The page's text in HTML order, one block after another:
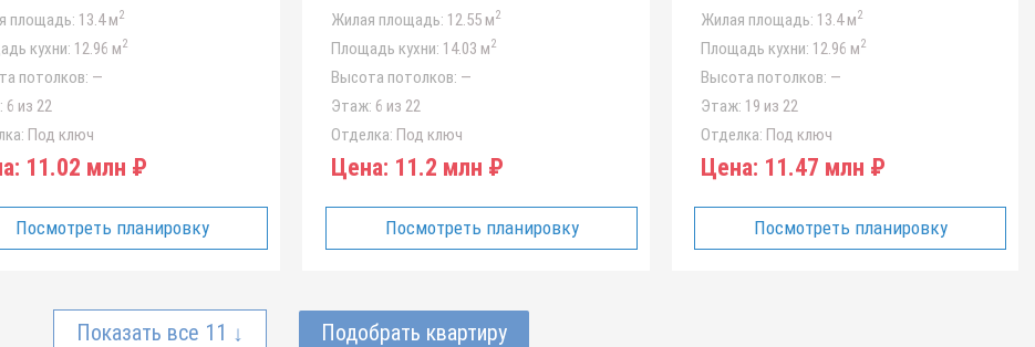
площадь: 13.4 м2
кухни: 12.96 м2
потолков: —
6 из 22
Под ключ
11.02 млн ₽
Посмотреть планировку
Жилая площадь: 12.55 м2
Площадь кухни: 14.03 м2
Высота потолков: —
Этаж: 6 из 22
Отделка: Под ключ
Цена: 11.2 млн ₽
Посмотреть планировку
Жилая площадь: 13.4 м2
Площадь кухни: 12.96 м2
Высота потолков: —
Этаж: 19 из 22
Отделка: Под ключ
Цена: 11.47 млн ₽
Посмотреть планировку
Показать все 11 ↓ Подобрать квартиру